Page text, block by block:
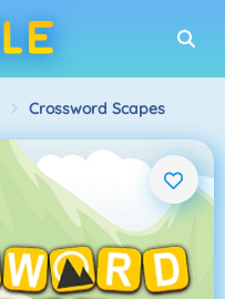
Crossword Scapes